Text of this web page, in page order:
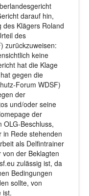
darauf hin,
Klägers Roland
des
zurückzuweisen:
keine
hat die Klage
gegen die
Forum WDSF)
der
und/oder seine
der
OLG-Beschluss,
in Rede stehenden
als Delfintrainer
der Beklagten
zulässig ist, da
Bedingungen
sollte, von
ist.